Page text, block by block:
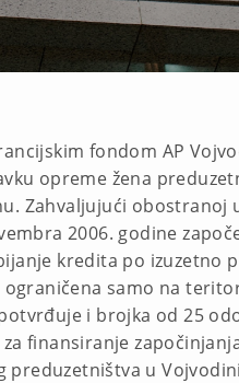
fondom AP
opreme žena
Zahvaljujući obostranoj
2006. godine
kredita po izuzetno
samo na
i brojka od 25
finansiranje
preduzetništva u